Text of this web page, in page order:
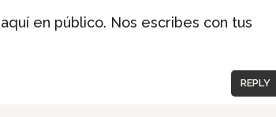
en público. Nos escribes con tus
REPLY